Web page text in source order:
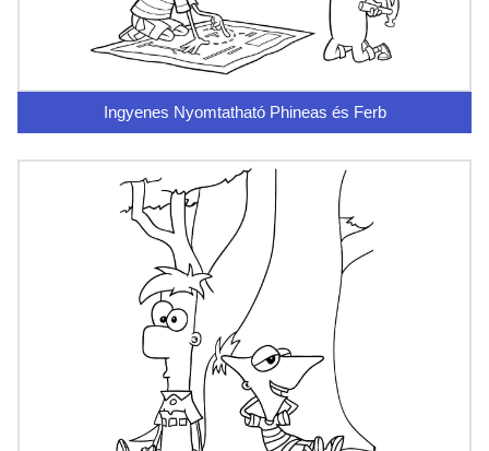
Ingyenes Nyomtatható Phineas és Ferb